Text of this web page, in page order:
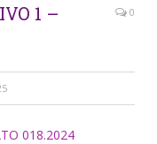
1 –
0
018.2024